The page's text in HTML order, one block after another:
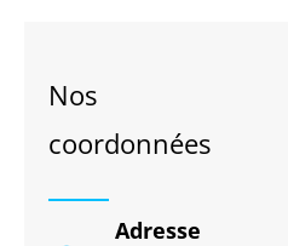
Nos
coordonnées
Adresse